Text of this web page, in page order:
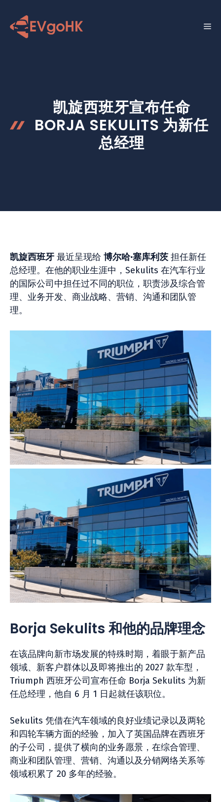
菜
凯旋西班牙宣布任命
BORJA SEKULITS 为新任
总经理
凯旋西班牙 最近呈现给 博尔哈·塞库利茨 担任新任
总经理。在他的职业生涯中，Sekulits 在汽车行业
的国际公司中担任过不同的职位，职责涉及综合管
理、业务开发、商业战略、营销、沟通和团队管
理。
Borja Sekulits 和他的品牌理念
在该品牌向新市场发展的特殊时期，着眼于新产品
领域、新客户群体以及即将推出的 2027 款车型，
Triumph 西班牙公司宣布任命 Borja Sekulits 为新
任总经理，他自 6 月 1 日起就任该职位。
Sekulits 凭借在汽车领域的良好业绩记录以及两轮
和四轮车辆方面的经验，加入了英国品牌在西班牙
的子公司，提供了横向的业务愿景，在综合管理、
商业和团队管理、营销、沟通以及分销网络关系等
领域积累了 20 多年的经验。